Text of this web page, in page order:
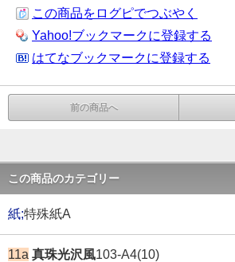
この商品をログピでつぶやく
Yahoo!ブックマークに登録する
はてなブックマークに登録する
前の商品へ
この商品のカテゴリー
紙;特殊紙A
11a 真珠光沢風103-A4(10)